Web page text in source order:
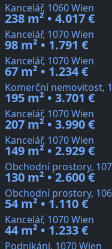
Kancelář, 1060 Wien
238 m² • 4.017 €
Kancelář, 1070 Wien
98 m² • 1.791 €
Kancelář, 1070 Wien
67 m² • 1.234 €
Komerční nemovitost,
195 m² • 3.701 €
Kancelář, 1070 Wien
207 m² • 3.990 €
Kancelář, 1070 Wien
149 m² • 2.929 €
Obchodní prostory,
130 m² • 2.600 €
Obchodní prostory,
54 m² • 1.110 €
Kancelář, 1070 Wien
44 m² • 1.233 €
Podnikání, 1070 Wien